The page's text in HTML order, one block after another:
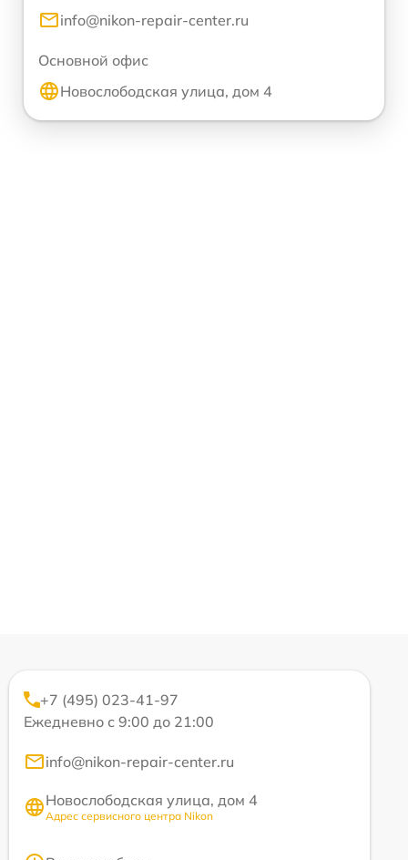
info@nikon-repair-center.ru
Основной офис
Новослободская улица, дом 4
+7 (495) 023-41-97
Ежедневно с 9:00 до 21:00
info@nikon-repair-center.ru
Новослободская улица, дом 4
Адрес сервисного центра Nikon